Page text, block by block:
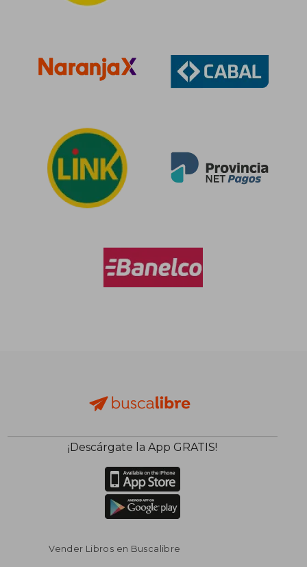
40% $ 66.455 40%
dcto.
$ 73.811
¡Descárgate la App GRATIS!
Vender Libros en Buscalibre